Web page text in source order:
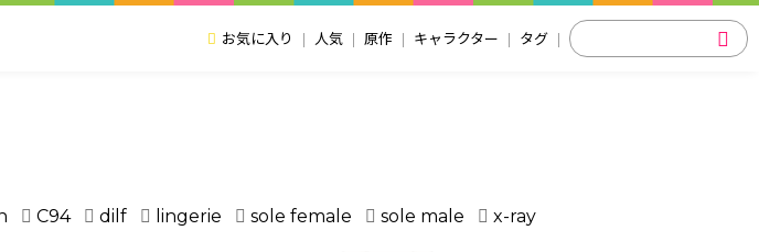
お気に入り 人気 原作 キャラクター タグ
C94 dilf lingerie sole female sole male x-ray